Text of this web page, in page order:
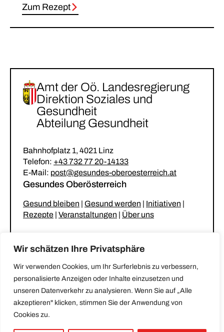
Wir schätzen Ihre Privatsphäre
Wir verwenden Cookies, um Ihr Surferlebnis zu verbessern,
personalisierte Anzeigen oder Inhalte einzusetzen und
unseren Datenverkehr zu analysieren. Wenn Sie auf „Alle
akzeptieren" klicken, stimmen Sie der Anwendung von
Cookies zu.
Zum Rezept
Amt der Oö. Landesregierung
Direktion Soziales und
Gesundheit
Abteilung Gesundheit
Bahnhofplatz 1, 4021 Linz
Telefon: +43 732 77 20-14133
E-Mail: post@gesundes-oberoesterreich.at
Gesundes Oberösterreich
Gesund bleiben | Gesund werden | Initiativen |
Rezepte | Veranstaltungen | Über uns
Gesunder Kindergarten & Krabbelstube
|
Gesunde Gemeinde
Stammtisch für betreuende und pflegende
Angehörige